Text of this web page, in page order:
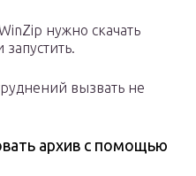
нужно скачать
вызвать не
архив с помощью